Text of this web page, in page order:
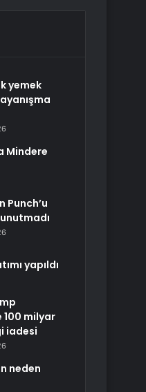
yemek
Mindere
Punch’u
yapıldı
milyar
iadesi
neden